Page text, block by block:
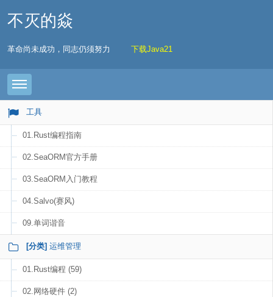
不灭的焱
革命尚未成功，同志仍须努力 下载Java21
Toggle navigation
工具
01.Rust编程指南
02.SeaORM官方手册
03.SeaORM入门教程
04.Salvo(赛风)
09.单词谐音
[分类] 运维管理
01.Rust编程 (59)
02.网络硬件 (2)